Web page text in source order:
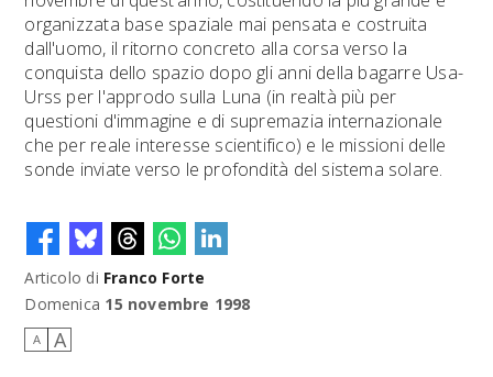
organizzata base spaziale mai pensata e costruita
dall'uomo, il ritorno concreto alla corsa verso la
conquista dello spazio dopo gli anni della bagarre Usa-
Urss per l'approdo sulla Luna (in realtà più per
questioni d'immagine e di supremazia internazionale
che per reale interesse scientifico) e le missioni delle
sonde inviate verso le profondità del sistema solare.
Articolo di Franco Forte
Domenica 15 novembre 1998
A A